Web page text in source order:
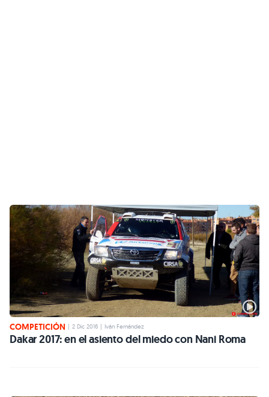
COMPETICIÓN 2 Dic 2016 Iván Fernández
Dakar 2017: en el asiento del miedo con Nani Roma